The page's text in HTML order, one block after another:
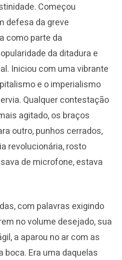
Começou
defesa da greve
como parte da
da ditadura e
Iniciou com uma vibrante
e o imperialismo
Qualquer contestação
agitado, os braços
outro, punhos cerrados,
revolucionária, rosto
de microfone, estava
com palavras exigindo
no volume desejado, sua
a aparou no ar com as
boca. Era uma daquelas